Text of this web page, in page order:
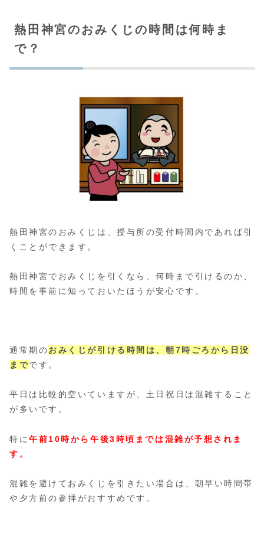
熱田神宮のおみくじの時間は何時ま
で？
熱田神宮のおみくじは、授与所の受付時間内であれば引
くことができます。
熱田神宮でおみくじを引くなら、何時まで引けるのか、
時間を事前に知っておいたほうが安心です。
通常期のおみくじが引ける時間は、朝7時ごろから日没
までです。
平日は比較的空いていますが、土日祝日は混雑すること
が多いです。
特に午前10時から午後3時頃までは混雑が予想されま
す。
混雑を避けておみくじを引きたい場合は、朝早い時間帯
や夕方前の参拝がおすすめです。